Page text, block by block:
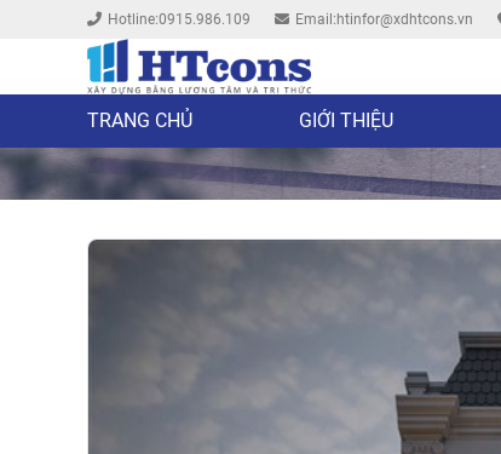
Hotline:0915.986.109 Email:htinfor@xdhtcons.vn
TRANG CHỦ GIỚI THIỆU